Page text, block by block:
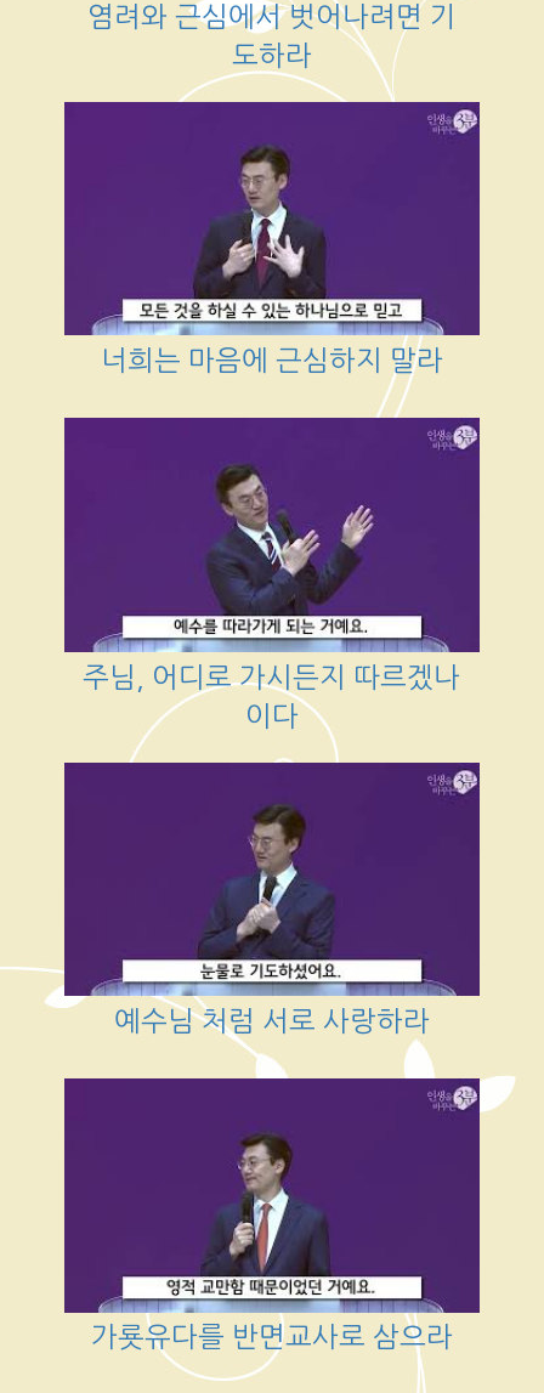
염려와 근심에서 벗어나려면 기
도하라
너희는 마음에 근심하지 말라
주님, 어디로 가시든지 따르겠나
이다
예수님 처럼 서로 사랑하라
가룟유다를 반면교사로 삼으라